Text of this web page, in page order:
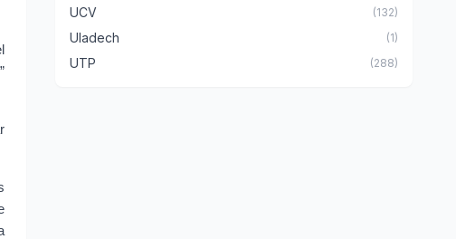
UCV (132)
Uladech (1)
UTP (288)